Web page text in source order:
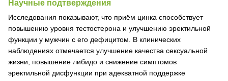
Научные подтверждения
Исследования показывают, что приём цинка способствует
повышению уровня тестостерона и улучшению эректильной
функции у мужчин с его дефицитом. В клинических
наблюдениях отмечается улучшение качества сексуальной
жизни, повышение либидо и снижение симптомов
эректильной дисфункции при адекватной поддержке